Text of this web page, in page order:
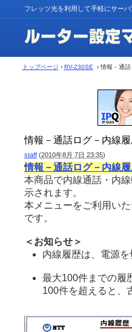
フレッツ光を利用して手軽にサー
トップページ › RV-230SE › 情報－通
情報－通話ログ－内線
staff (2010年8月 7日 23:35)
情報－通話ログ－内線
本商品で内線通話・内
示されます。
本メニューをご利用い
です。
＜お知らせ＞
内線履歴は、電源
最大100件までの履
100件を超えると、